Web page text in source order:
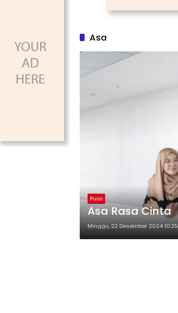
Asa
Puisi
Asa Rasa Cinta
Minggu, 22 Desember 2024 10:25